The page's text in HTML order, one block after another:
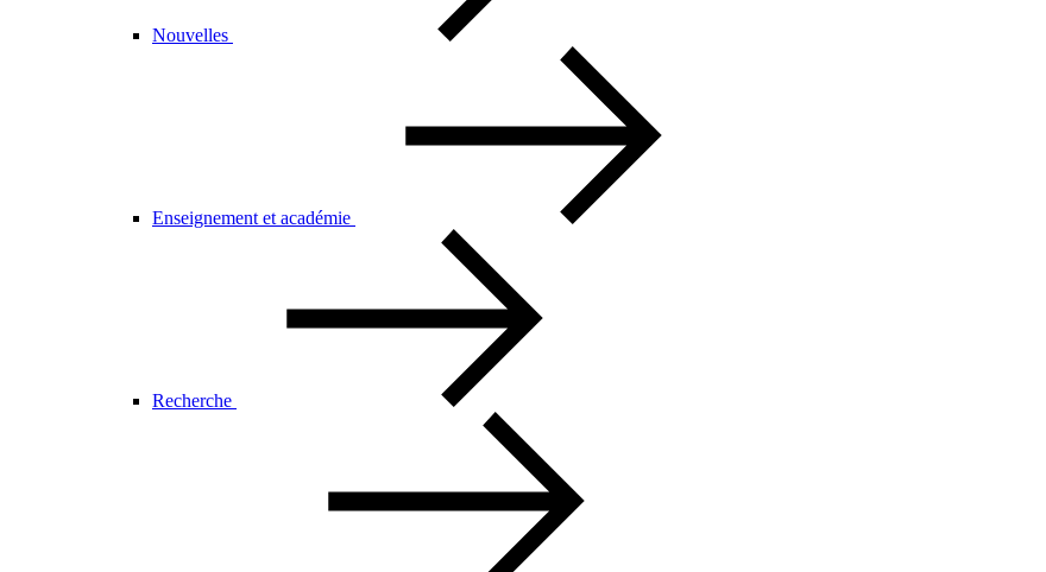
Nouvelles
Enseignement et académie
Recherche